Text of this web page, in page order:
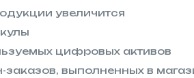
увеличится
цифровых активов
выполненных в